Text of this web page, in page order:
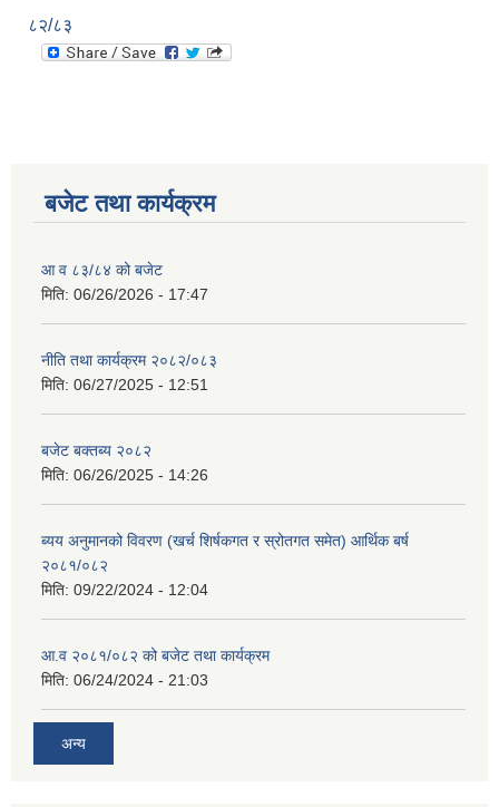
८२/८३
बजेट तथा कार्यक्रम
आ व ८३/८४ को बजेट
मिति: 06/26/2026 - 17:47
नीति तथा कार्यक्रम २०८२/०८३
मिति: 06/27/2025 - 12:51
बजेट बक्तब्य २०८२
मिति: 06/26/2025 - 14:26
ब्यय अनुमानको विवरण (खर्च शिर्षकगत र स्रोतगत समेत) आर्थिक बर्ष
२०८१/०८२
मिति: 09/22/2024 - 12:04
आ.व २०८१/०८२ को बजेट तथा कार्यक्रम
मिति: 06/24/2024 - 21:03
अन्य